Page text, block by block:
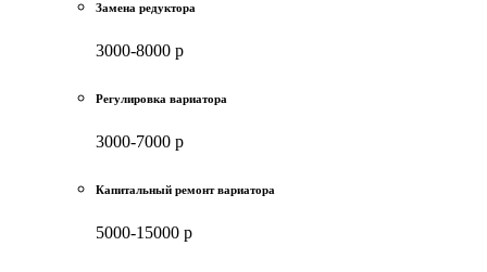
Замена редуктора
3000-8000 р
Регулировка вариатора
3000-7000 р
Капитальный ремонт вариатора
5000-15000 р